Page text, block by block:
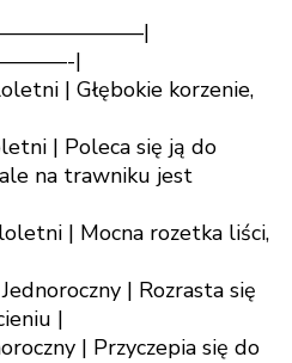
|
| Głębokie korzenie,
| Poleca się ją do
na trawniku jest
| Mocna rozetka liści,
| Rozrasta się
|
| Przyczepia się do